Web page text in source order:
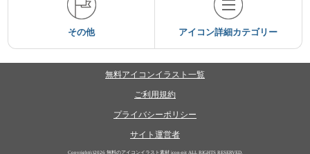
その他 アイコン詳細カテゴリー
無料アイコンイラスト一覧
ご利用規約
プライバシーポリシー
サイト運営者
Copyright(c)2026 無料のアイコンイラスト素材 icon-pitALL RIGHTS RESERVED.